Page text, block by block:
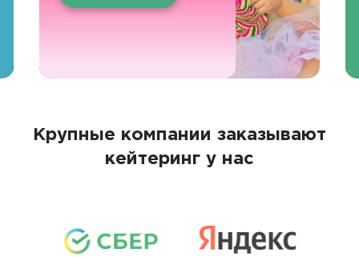
Крупные компании заказывают
кейтеринг у нас